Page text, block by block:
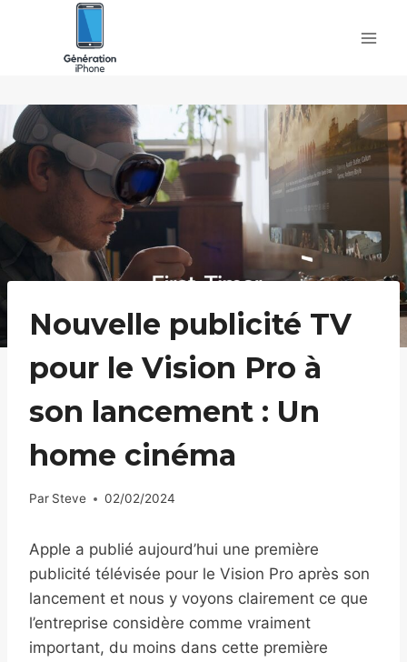
Nouvelle publicité TV
pour le Vision Pro à
son lancement : Un
home cinéma
Par Steve 02/02/2024
Apple a publié aujourd’hui une première
publicité télévisée pour le Vision Pro après son
lancement et nous y voyons clairement ce que
l’entreprise considère comme vraiment
important, du moins dans cette première